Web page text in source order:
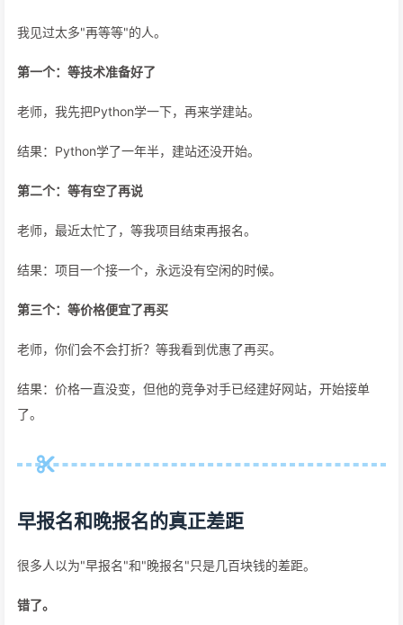
我见过太多"再等等"的人。
第一个：等技术准备好了
老师，我先把Python学一下，再来学建站。
结果：Python学了一年半，建站还没开始。
第二个：等有空了再说
老师，最近太忙了，等我项目结束再报名。
结果：项目一个接一个，永远没有空闲的时候。
第三个：等价格便宜了再买
老师，你们会不会打折？等我看到优惠了再买。
结果：价格一直没变，但他的竞争对手已经建好网站，开始接单
了。
早报名和晚报名的真正差距
很多人以为"早报名"和"晚报名"只是几百块钱的差距。
错了。